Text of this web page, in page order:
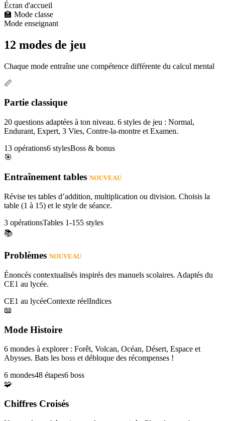
Écran d'accueil
🏫 Mode classe
Mode enseignant
12 modes de jeu
Chaque mode entraîne une compétence différente du calcul mental
📏
Partie classique
20 questions adaptées à ton niveau. 6 styles de jeu : Normal,
Endurant, Expert, 3 Vies, Contre-la-montre et Examen.
13 opérations6 stylesBoss & bonus
🎯
Entraînement tables NOUVEAU
Révise tes tables d’addition, multiplication ou division. Choisis la
table (1 à 15) et le style de séance.
3 opérationsTables 1-155 styles
📚
Problèmes NOUVEAU
Énoncés contextualisés inspirés des manuels scolaires. Adaptés du
CE1 au lycée.
CE1 au lycéeContexte réelIndices
📖
Mode Histoire
6 mondes à explorer : Forêt, Volcan, Océan, Désert, Espace et
Abysses. Bats les boss et débloque des récompenses !
6 mondes48 étapes6 boss
🧩
Chiffres Croisés